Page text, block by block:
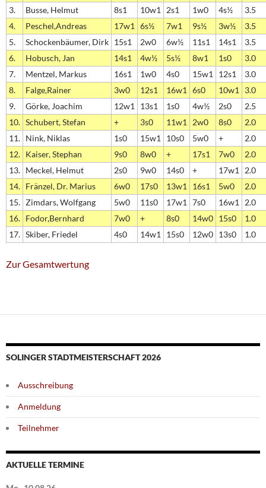
3.
Busse, Helmut 8s1 10w1 2s1 1w0 4s½
3.5
4.
Peschel,Andreas 17w1 6s½ 7w1 9s½ 3w½
3.5
5.
Schockenbäumer, Dirk 15s1 2w0 6w½ 11s1 14s1
3.5
6.
Hobusch, Jan 14s1 4w½ 5s½ 8w1 1s0
3.0
7.
Mentzel, Markus 16s1 1w0 4s0 15w1 12s1
3.0
8.
Falge,Rainer 3w0 12s1 16w1 6s0 10w1
3.0
9.
Görke, Joachim 12w1 13s1 1s0 4w½ 2s0
2.5
10. Schubert, Stefan + 3s0 11w1 2w0 8s0
2.0
11. Nink, Niklas 1s0 15w1 10s0 5w0 +
2.0
12. Kaiser, Stephan 9s0 8w0 + 17s1 7w0
2.0
13. Meckel, Helmut 2s0 9w0 14s0 + 17w1
2.0
14. Fränzel, Dr. Marius 6w0 17s0 13w1 16s1 5w0
2.0
15. Zimdars, Wolfgang 5w0 11s0 17w1 7s0 16w1
2.0
16. Fodor,Bernhard 7w0 + 8s0 14w0 15s0
1.0
17. Skiber, Friedel 4s0 14w1 15s0 12w0 13s0 1.0
Zur Gesamtwertung
SOLINGER STADTMEISTERSCHAFT 2026
Ausschreibung
Anmeldung
Teilnehmer
AKTUELLE TERMINE